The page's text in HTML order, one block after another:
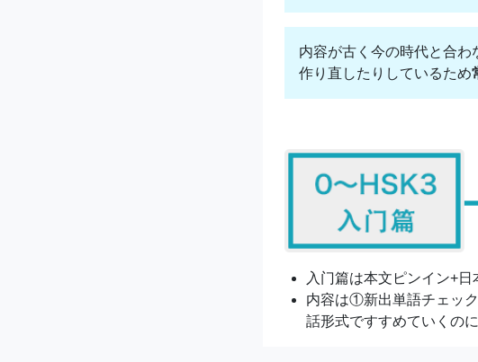
内容が古く今の時代と合
作り直したりしているため
入门篇は本文ピンイン+
内容は①新出単語チェッ
話形式ですすめていくの